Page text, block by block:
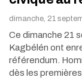
dimanche, 21
Ce dimanche 21
Kagbélén ont
référendum.
dès les